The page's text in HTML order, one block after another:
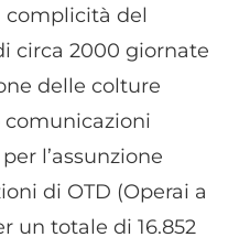
complicità del
circa 2000 giornate
delle colture
l’assunzione
di OTD (Operai a
un totale di 16.852